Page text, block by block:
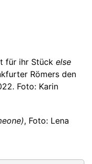
für ihr Stück else
Römers den
Foto: Karin
, Foto: Lena